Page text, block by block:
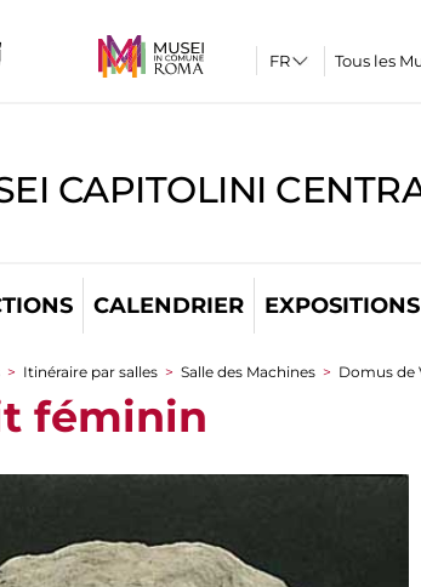
Tous les
CAPITOLINI
CALENDRIER EXPOSITIONS
> Itinéraire par salles > Salle des Machines > Domus de
féminin